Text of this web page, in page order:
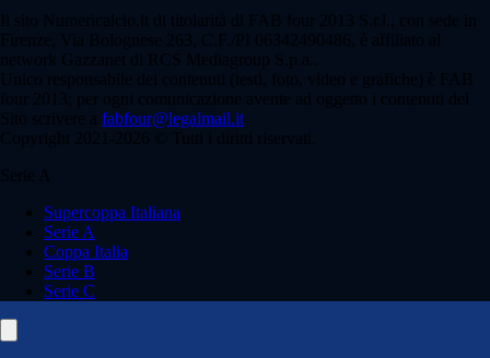
Il sito Numericalcio.it di titolarità di FAB four 2013 S.r.l., con sede in
Firenze, Via Bolognese 263, C.F./PI 06342490486, è affiliato al
network Gazzanet di RCS Mediagroup S.p.a..
Unico responsabile dei contenuti (testi, foto, video e grafiche) è FAB
four 2013; per ogni comunicazione avente ad oggetto i contenuti del
Sito scrivere a fabfour@legalmail.it
Copyright 2021-2026 © Tutti i diritti riservati.
Serie A
Supercoppa Italiana
Serie A
Coppa Italia
Serie B
Serie C